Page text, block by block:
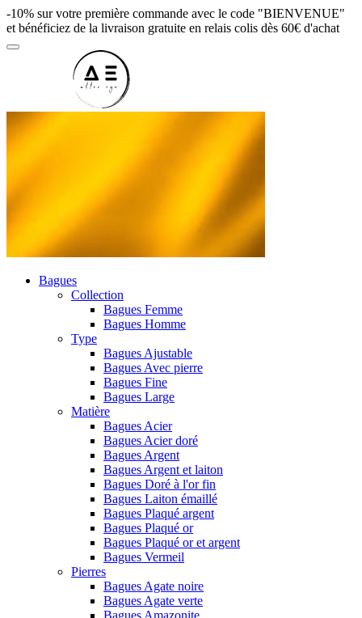
-10% sur votre première commande avec le code "BIENVENUE"
et bénéficiez de la livraison gratuite en relais colis dès 60€ d'achat
Bagues
Collection
Bagues Femme
Bagues Homme
Type
Bagues Ajustable
Bagues Avec pierre
Bagues Fine
Bagues Large
Matière
Bagues Acier
Bagues Acier doré
Bagues Argent
Bagues Argent et laiton
Bagues Doré à l'or fin
Bagues Laiton émaillé
Bagues Plaqué argent
Bagues Plaqué or
Bagues Plaqué or et argent
Bagues Vermeil
Pierres
Bagues Agate noire
Bagues Agate verte
Bagues Amazonite